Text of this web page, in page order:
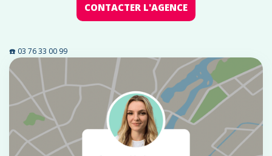
CONTACTER L'AGENCE
☎️ 03 76 33 00 99